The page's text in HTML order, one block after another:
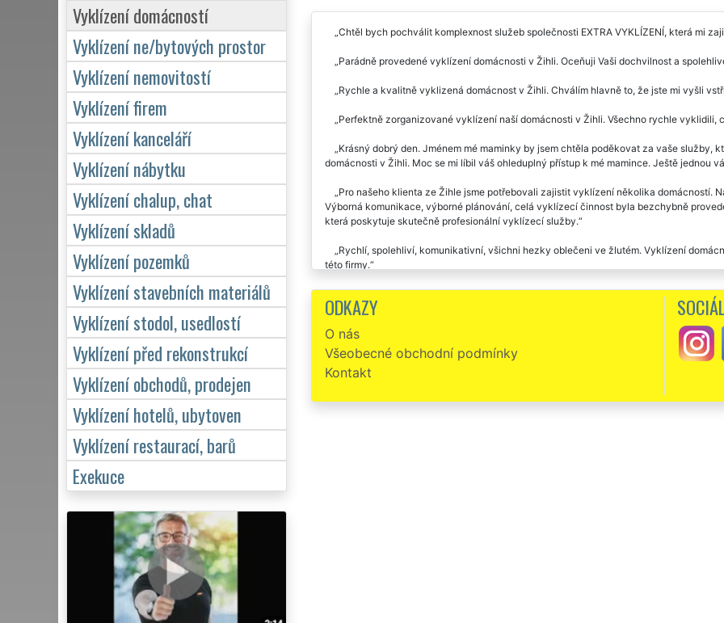
Chtěl bych pochválit komplexnost služeb společnosti EXTRA VYKLÍZENÍ, která mi
Parádně provedené vyklízení domácnosti v Žihli. Oceňuji Vaši dochvilnost a
Rychle a kvalitně vyklizená domácnost v Žihli. Chválím hlavně to, že jste mi vyšli
Perfektně zorganizované vyklízení naší domácnosti v Žihli. Všechno rychle vyklidili,
Krásný dobrý den. Jménem mé maminky by jsem chtěla poděkovat za vaše služby,
domácnosti v Žihli. Moc se mi líbil váš ohleduplný přístup k mé mamince. Ještě jednou
Pro našeho klienta ze Žihle jsme potřebovali zajistit vyklízení několika domácností.
Výborná komunikace, výborné plánování, celá vyklízecí činnost byla bezchybně
která poskytuje skutečně profesionální vyklízecí služby.
Rychlí, spolehliví, komunikativní, všichni hezky oblečeni ve žlutém. Vyklízení
této firmy.
Bezchybné zajištění včerejšího vyklizení staré domácnosti v Žihli. Díky. Určitě vás
ODKAZY
O nás
Všeobecné obchodní podmínky
Kontakt
Vyklízení domácností
Vyklízení ne/bytových prostor
Vyklízení nemovitostí
Vyklízení firem
Vyklízení kanceláří
Vyklízení nábytku
Vyklízení chalup, chat
Vyklízení skladů
Vyklízení pozemků
Vyklízení stavebních materiálů
Vyklízení stodol, usedlostí
Vyklízení před rekonstrukcí
Vyklízení obchodů, prodejen
Vyklízení hotelů, ubytoven
Vyklízení restaurací, barů
Exekuce